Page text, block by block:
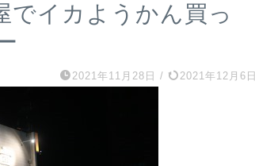
でイカようかん買っ
2021年11月28日 / 2021年12月6日